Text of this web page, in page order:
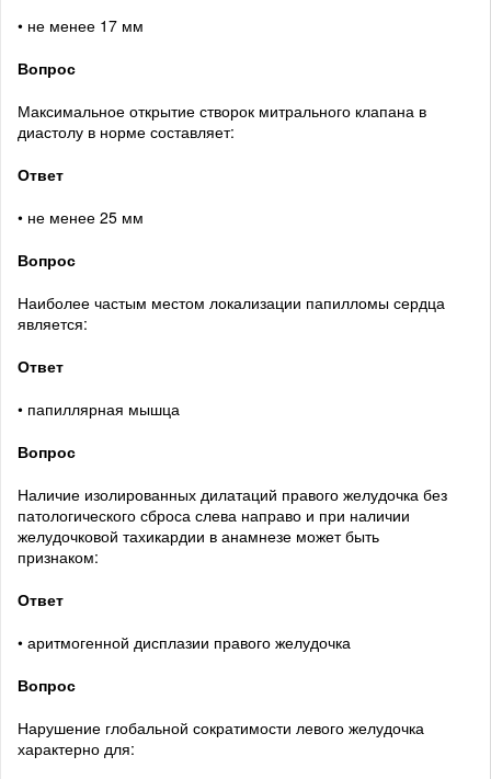
• не менее 17 мм
Вопрос
Максимальное открытие створок митрального клапана в
диастолу в норме составляет:
Ответ
• не менее 25 мм
Вопрос
Наиболее частым местом локализации папилломы сердца
является:
Ответ
• папиллярная мышца
Вопрос
Наличие изолированных дилатаций правого желудочка без
патологического сброса слева направо и при наличии
желудочковой тахикардии в анамнезе может быть
признаком:
Ответ
• аритмогенной дисплазии правого желудочка
Вопрос
Нарушение глобальной сократимости левого желудочка
характерно для: